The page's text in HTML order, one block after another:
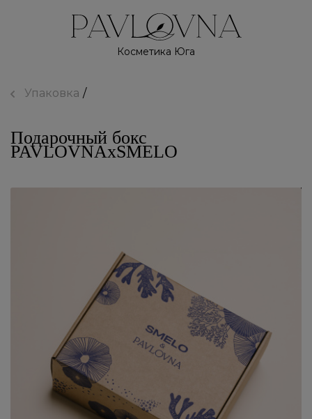
Косметика Юга
Упаковка
Подарочный бокс
PAVLOVNAxSMELO